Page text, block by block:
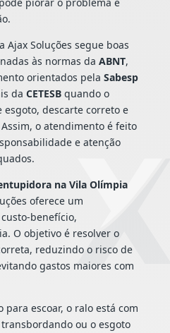
Soluções segue boas
às normas da ABNT,
orientados pela Sabesp
da CETESBquando o
esgoto, descarte correto e
o atendimento é feito
e atenção
na Vila Olímpia
oferece um
benefício,
O objetivo é resolver o
reduzindo o risco de
gastos maiores com
para escoar, o ralo está com
ou o esgoto